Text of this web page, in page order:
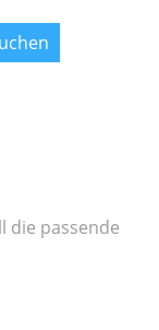
die passende